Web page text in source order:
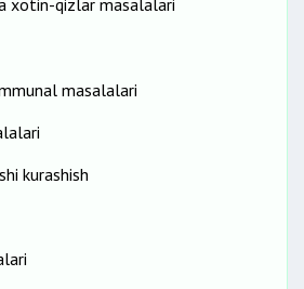
xotin-qizlar masalalari
masalalari
kurashish